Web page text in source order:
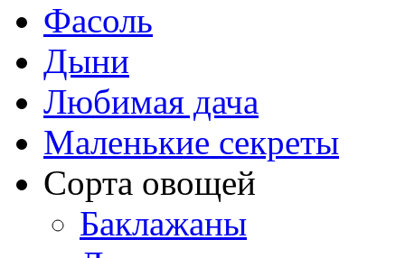
Фасоль
Дыни
Любимая дача
Маленькие секреты
Сорта овощей
Баклажаны